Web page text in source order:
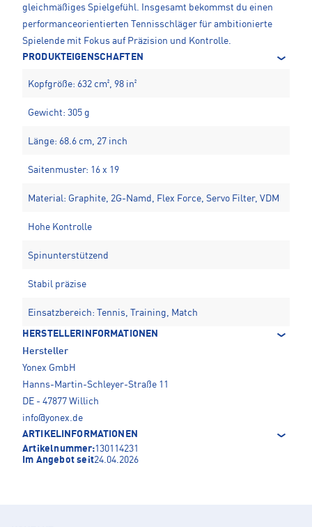
gleichmäßiges Spielgefühl. Insgesamt bekommst du einen
performanceorientierten Tennisschläger für ambitionierte
Spielende mit Fokus auf Präzision und Kontrolle.
PRODUKTEIGENSCHAFTEN
Kopfgröße: 632 cm², 98 in²
Gewicht: 305 g
Länge: 68.6 cm, 27 inch
Saitenmuster: 16 x 19
Material: Graphite, 2G-Namd, Flex Force, Servo Filter, VDM
Hohe Kontrolle
Spinunterstützend
Stabil präzise
Einsatzbereich: Tennis, Training, Match
HERSTELLERINFORMATIONEN
Hersteller
Yonex GmbH
Hanns-Martin-Schleyer-Straße 11
DE - 47877 Willich
info@yonex.de
ARTIKELINFORMATIONEN
Artikelnummer:130114231
Im Angebot seit24.04.2026